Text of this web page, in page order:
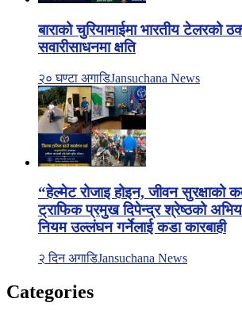
बाराको चुरियामाईमा भारतीय टेलरको
सवारीसाधनमा क्षति
२० घण्टा अगाडिJansuchana News
“हेल्मेट रोजाइ होइन, जीवन सुरक्षाको
ट्राफिक प्रमुख दिपेन्द्र श्रेष्ठको
नियम उल्लंघन गर्नेलाई कडा कारबाही
२ दिन अगाडिJansuchana News
Categories